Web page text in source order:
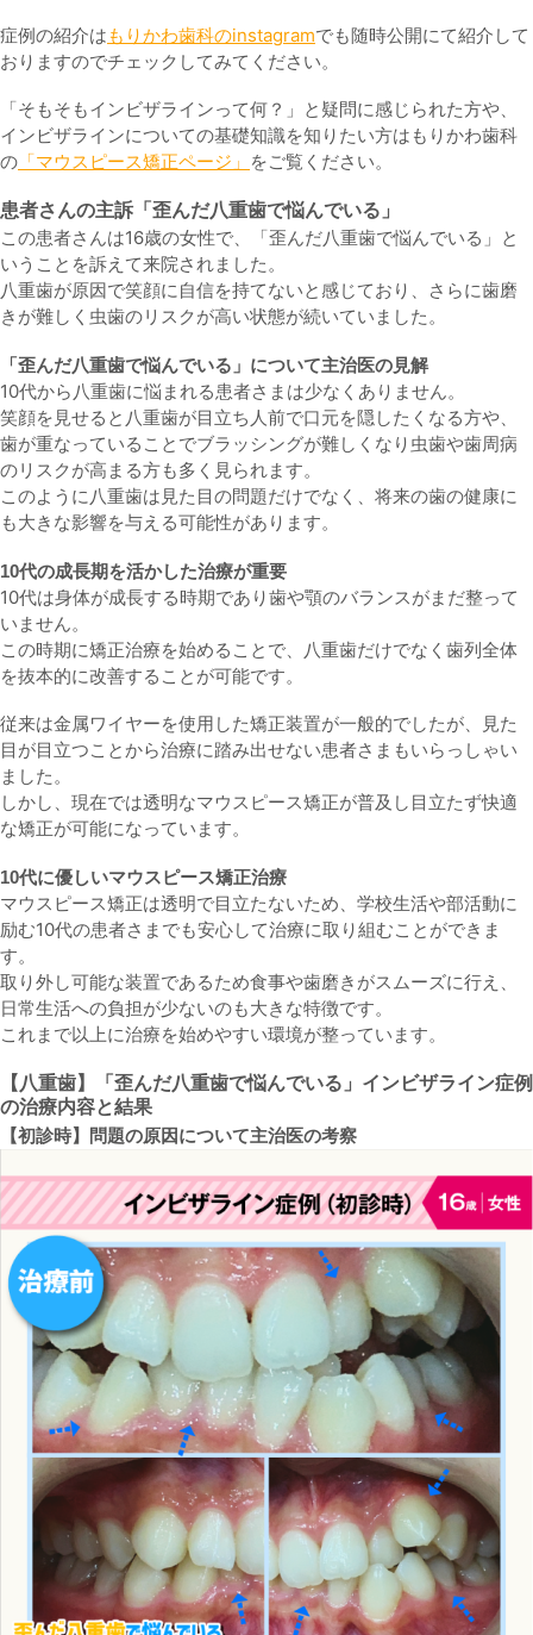
症例の紹介はもりかわ歯科のinstagramでも随時公開にて紹介して
おりますのでチェックしてみてください。
「そもそもインビザラインって何？」と疑問に感じられた方や、
インビザラインについての基礎知識を知りたい方はもりかわ歯科
の 「マウスピース矯正ページ」 をご覧ください。
患者さんの主訴「 歪んだ八重歯で悩んでいる 」
この患者さんは16歳の女性で、「歪んだ八重歯で悩んでいる」と
いうことを訴えて来院されました。
八重歯が原因で笑顔に自信を持てないと感じており、さらに歯磨
きが難しく虫歯のリスクが高い状態が続いていました。
「歪んだ八重歯で悩んでいる」 について主治医の見解
10代から八重歯に悩まれる患者さまは少なくありません。
笑顔を見せると八重歯が目立ち人前で口元を隠したくなる方や、
歯が重なっていることでブラッシングが難しくなり虫歯や歯周病
のリスクが高まる方も多く見られます。
このように八重歯は見た目の問題だけでなく、将来の歯の健康に
も大きな影響を与える可能性があります。
10代の成長期を活かした治療が重要
10代は身体が成長する時期であり歯や顎のバランスがまだ整って
いません。
この時期に矯正治療を始めることで、八重歯だけでなく歯列全体
を抜本的に改善することが可能です。
従来は金属ワイヤーを使用した矯正装置が一般的でしたが、見た
目が目立つことから治療に踏み出せない患者さまもいらっしゃい
ました。
しかし、現在では透明なマウスピース矯正が普及し目立たず快適
な矯正が可能になっています。
10代に優しいマウスピース矯正治療
マウスピース矯正は透明で目立たないため、学校生活や部活動に
励む10代の患者さまでも安心して治療に取り組むことができま
す。
取り外し可能な装置であるため食事や歯磨きがスムーズに行え、
日常生活への負担が少ないのも大きな特徴です。
これまで以上に治療を始めやすい環境が整っています。
【八重歯】「歪んだ八重歯で悩んでいる」 インビザライン症例
の治療内容と結果
【初診時】問題の原因について主治医の考察